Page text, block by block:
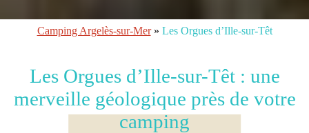
Camping Argelès-sur-Mer» Les Orgues d’Ille-sur-Têt
Les Orgues d’Ille-sur-Têt : une
merveille géologique près de votre
camping